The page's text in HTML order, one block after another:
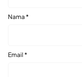
Nama *
Email *